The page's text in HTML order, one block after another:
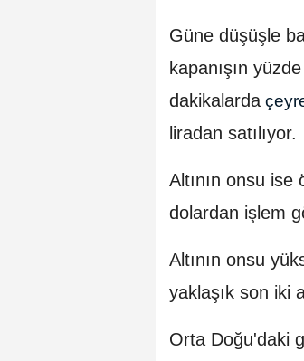
Güne düşüşle
kapanışın
dakikalarda
liradan satılıyor.
Altının onsu
dolardan işlem
Altının onsu
yaklaşık son iki
Orta Doğu'daki